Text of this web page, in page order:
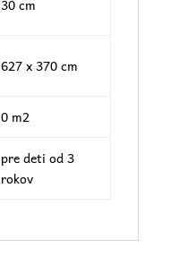
30 cm
627 x 370 cm
0 m2
pre deti od 3
rokov